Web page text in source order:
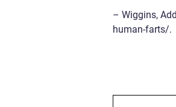
– Wiggins,
human-farts/.